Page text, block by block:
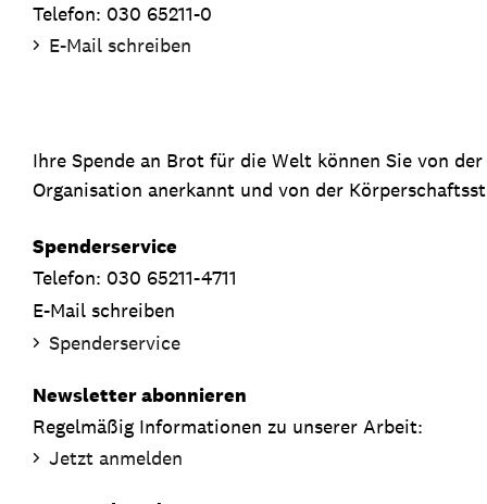
Telefon: 030 65211-0
E-Mail schreiben
Ihre Spende an Brot für die Welt können Sie von
Organisation anerkannt und von der
Spenderservice
Telefon: 030 65211-4711
E-Mail schreiben
Spenderservice
Newsletter abonnieren
Regelmäßig Informationen zu unserer Arbeit:
Jetzt anmelden